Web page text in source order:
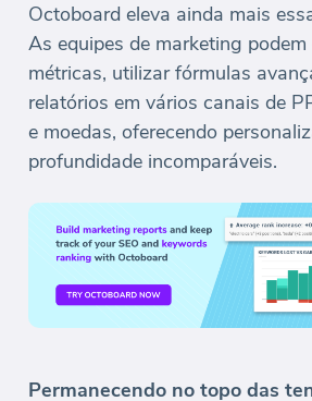
Octoboard eleva ainda mais
As equipes de marketing
métricas, utilizar fórmulas
relatórios em vários canais de
e moedas, oferecendo
profundidade incomparáveis.
Permanecendo no topo das